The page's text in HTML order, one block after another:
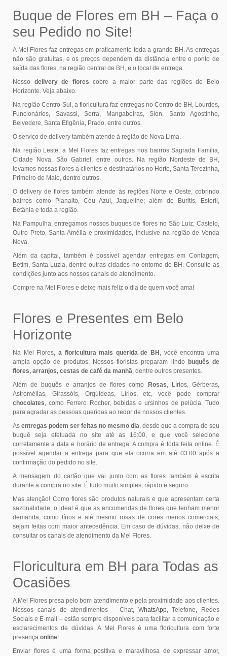
Buque de Flores em BH – Faça o
seu Pedido no Site!
A Mel Flores faz entregas em praticamente toda a grande BH. As entregas
não são gratuitas, e os preços dependem da distância entre o ponto de
saída das flores, na região central de BH, e o local de entrega.
Nosso delivery de flores cobre a maior parte das regiões de Belo
Horizonte. Veja abaixo.
Na região Centro-Sul, a floricultura faz entregas no Centro de BH, Lourdes,
Funcionários, Savassi, Serra, Mangabeiras, Sion, Santo Agostinho,
Belvedere, Santa Efigênia, Prado, entre outros.
O serviço de delivery também atende à região de Nova Lima.
Na região Leste, a Mel Flores faz entregas nos bairros Sagrada Família,
Cidade Nova, São Gabriel, entre outros. Na região Nordeste de BH,
levamos nossas flores a clientes e destinatários no Horto, Santa Terezinha,
Primeiro de Maio, dentro outros.
O delivery de flores também atende às regiões Norte e Oeste, cobrindo
bairros como Planalto, Céu Azul, Jaqueline; além de Buritis, Estoril,
Betânia e toda a região.
Na Pampulha, entregamos nossos buques de flores no São Luiz, Castelo,
Outro Preto, Santa Amélia e proximidades, inclusive na região de Venda
Nova.
Além da capital, também é possível agendar entregas em Contagem,
Betim, Santa Luzia, dentre outras cidades no entorno de BH. Consulte as
condições junto aos nossos canais de atendimento.
Compre na Mel Flores e deixe mais feliz o dia de quem você ama!
Flores e Presentes em Belo
Horizonte
Na Mel Flores, a floricultura mais querida de BH , você encontra uma
ampla opção de produtos. Nossos floristas preparam lindo
buquês de
flores, arranjos, cestas de café da manhã, dentre outros presentes.
Além de buquês e arranjos de flores como
Rosas, Lírios, Gérberas,
Astromélias, Girassóis, Orqúideas, Lírios, etc, você pode comprar
chocolates, como Ferrero Rocher, bebidas e ursinhos de pelúcia. Tudo
para agradar as pessoas queridas ao redor de nossos clientes.
As entregas podem ser feitas no mesmo dia, desde que a compra do seu
buquê seja efetuada no site até as 16:00, e que você selecione
corretamente a data e horário de entrega. A compra é toda feita online. É
possível agendar a entrega para que ela ocorra em até 03:00 após a
confirmação do pedido no site.
A mensagem do cartão que vai junto com as flores também é escrita
durante a compra no site. É tudo muito simples, rápido e seguro.
Mas atenção! Como flores são produtos naturais e que apresentam certa
sazonalidade, o ideal é que as encomendas de flores que tenham menor
demanda, como lírios e até mesmo rosas de cores menos comerciais,
sejam feitas com maior antecedência. Em caso de dúvidas, não deixe de
consultar os canais de atendimento da Mel Flores.
Floricultura em BH para Todas as
Ocasiões
A Mel Flores presa pelo bom atendimento e pela proximidade aos clientes.
Nossos canais de atendimentos – Chat, WhatsApp, Telefone, Redes
Sociais e E-mail – estão sempre disponíveis para facilitar a comunicação e
esclarecimentos de dúvidas. A Mel Flores é uma floricultura com forte
presença online!
Enviar flores é uma forma positiva e maravilhosa de expressar amor,